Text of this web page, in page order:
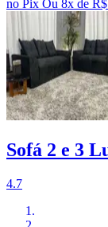
no Pix Ou 8x de
Sofá 2 e 3
4.7